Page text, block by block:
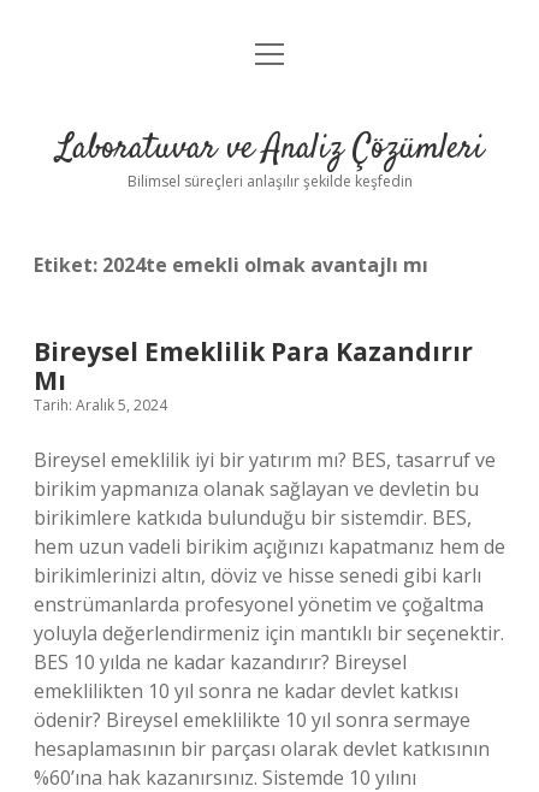
Anasayfa
Yasal Uyarı
menüyü
Laboratuvar ve Analiz Çözümleri
Bilimsel süreçleri anlaşılır şekilde keşfedin
Etiket: 2024te emekli olmak avantajlı mı
Bireysel Emeklilik Para Kazandırır
Mı
Tarih: Aralık 5, 2024
Bireysel emeklilik iyi bir yatırım mı? BES, tasarruf ve
birikim yapmanıza olanak sağlayan ve devletin bu
birikimlere katkıda bulunduğu bir sistemdir. BES,
hem uzun vadeli birikim açığınızı kapatmanız hem de
birikimlerinizi altın, döviz ve hisse senedi gibi karlı
enstrümanlarda profesyonel yönetim ve çoğaltma
yoluyla değerlendirmeniz için mantıklı bir seçenektir.
BES 10 yılda ne kadar kazandırır? Bireysel
emeklilikten 10 yıl sonra ne kadar devlet katkısı
ödenir? Bireysel emeklilikte 10 yıl sonra sermaye
hesaplamasının bir parçası olarak devlet katkısının
%60’ına hak kazanırsınız. Sistemde 10 yılını